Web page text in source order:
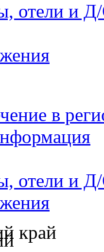
отели и
в
отели и
край